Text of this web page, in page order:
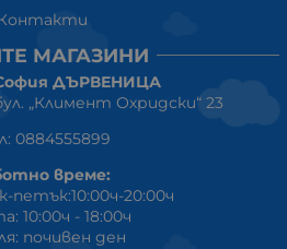
МАГАЗИНИ
ДЪРВЕНИЦА
„Климент Охридски“ 23
0884555899
време:
петък:10:00ч-20:00ч
10:00ч - 18:00ч
почивен ден